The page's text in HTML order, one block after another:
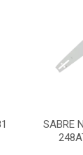
SABRE